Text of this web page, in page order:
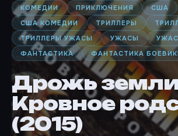
КОМЕДИИ
ПРИКЛЮЧЕНИЯ
США
США КОМЕДИИ
ТРИЛЛЕРЫ
ТРИЛЛЕРЫ УЖАСЫ
УЖАСЫ
ФАНТАСТИКА
ФАНТАСТИКА
Дрожь земли
Кровное
(2015)